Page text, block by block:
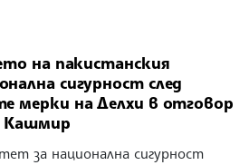
на пакистанския
сигурност след
мерки на Делхи в отговор
Кашмир
за национална сигурност